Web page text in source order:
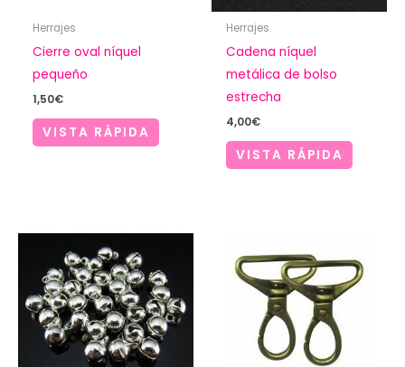
Herrajes
Cierre oval níquel
pequeño
1,50€
VISTA RÁPIDA
Herrajes
Cadena níquel
metálica de bolso
estrecha
4,00€
VISTA RÁPIDA